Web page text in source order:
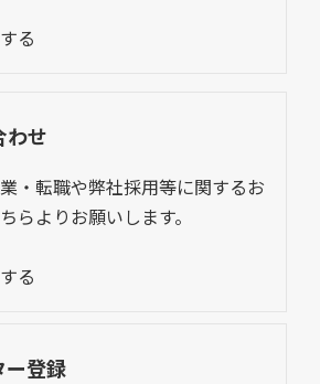
る
わせ
・転職や弊社採用等に関するお
らよりお願いします。
る
ー登録